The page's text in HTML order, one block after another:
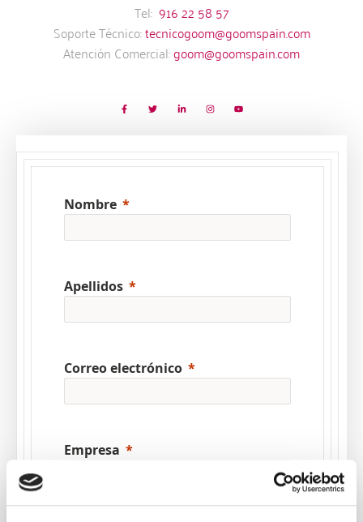
Tel: 916 22 58 57
Soporte Técnico:tecnicogoom@goomspain.com
Atención Comercial:goom@goomspain.com
Nombre
Apellidos
Correo electrónico
Empresa